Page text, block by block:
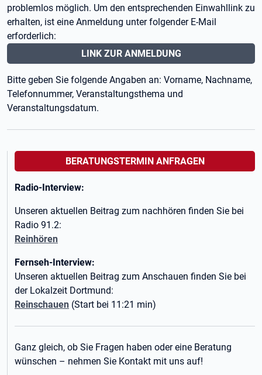
problemlos möglich. Um den entsprechenden Einwahllink zu
erhalten, ist eine Anmeldung unter folgender E-Mail
erforderlich:
LINK ZUR ANMELDUNG
Bitte geben Sie folgende Angaben an: Vorname, Nachname,
Telefonnummer, Veranstaltungsthema und
Veranstaltungsdatum.
BERATUNGSTERMIN ANFRAGEN
Radio-Interview:
Unseren aktuellen Beitrag zum nachhören finden Sie bei
Radio 91.2:
Reinhören
Fernseh-Interview:
Unseren aktuellen Beitrag zum Anschauen finden Sie bei
der Lokalzeit Dortmund:
Reinschauen (Start bei 11:21 min)
Ganz gleich, ob Sie Fragen haben oder eine Beratung
wünschen – nehmen Sie Kontakt mit uns auf!